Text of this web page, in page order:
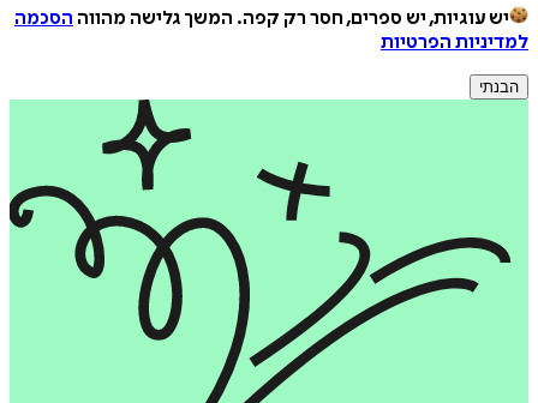
יש עוגיות, יש ספרים, חסר רק קפה. המשך גלישה מהווה הסכמה
למדיניות הפרטיות
הבנתי